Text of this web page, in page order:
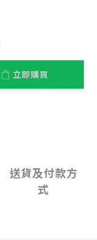
立即購買
送貨及付款方
式